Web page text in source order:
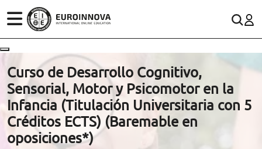
ÁREAS
ESTUDIOS
CONOCE EUROINNOVA
CONTACTO
(+34)958 050 200 (gratuito en España)
900 831 200
formacion@euroinnova.com
Curso de Desarrollo Cognitivo,
Sensorial, Motor y Psicomotor en la
Infancia (Titulación Universitaria con 5
Créditos ECTS) (Baremable en
oposiciones*)